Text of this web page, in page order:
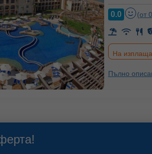
0.0 (от
На
Пълно